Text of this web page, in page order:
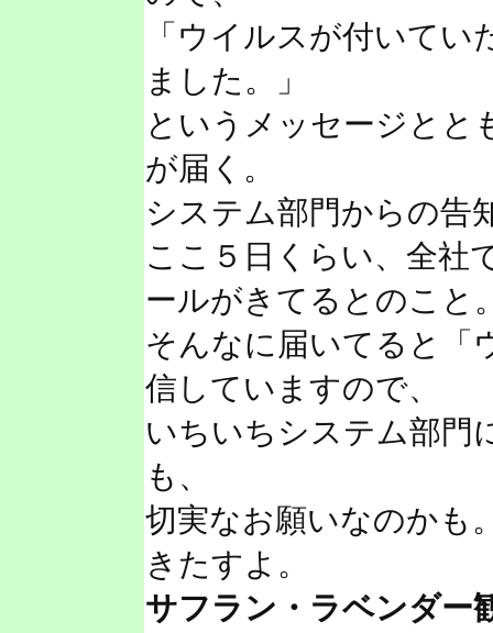
「ウイルスが付いて
ました。」
というメッセージとと
が届く。
システム部門からの告
ここ５日くらい、全社
ールがきてるとのこと
そんなに届いてると「
信していますので、
いちいちシステム部門
も、
切実なお願いなのかも
きたすよ。
サフラン・ラベンダー